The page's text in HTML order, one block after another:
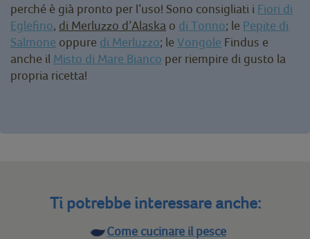
perché è già pronto per l’uso! Sono consigliati i Fiori di
Eglefino, di Merluzzo d’Alaska o di Tonno; le Pepite di
Salmone oppure di Merluzzo; le Vongole Findus e
anche il Misto di Mare Bianco per riempire di gusto la
propria ricetta!
Ti potrebbe interessare anche:
Come cucinare il pesce